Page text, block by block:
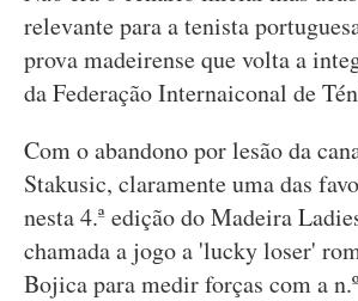
relevante para a tenista
prova madeirense que volta a
da Federação Internaiconal de
Com o abandono por lesão da
Stakusic, claramente uma das
nesta 4.ª edição do Madeira
chamada a jogo a 'lucky loser'
Bojica para medir forças com a